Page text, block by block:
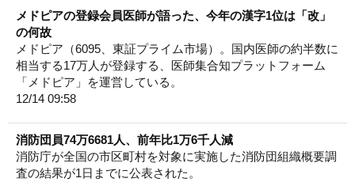
メドピアの登録会員医師が語った、今年の漢字1位は「改」
の何故
メドピア（6095、東証プライム市場）。国内医師の約半数に
相当する17万人が登録する、医師集合知プラットフォーム
「メドピア」を運営している。
12/14 09:58
消防団員74万6681人、前年比1万6千人減
消防庁が全国の市区町村を対象に実施した消防団組織概要調
査の結果が1日までに公表された。